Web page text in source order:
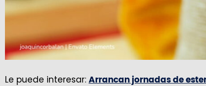
Le puede interesar: Arrancan jornadas de